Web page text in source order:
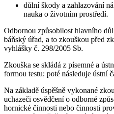
důlní škody a zahlazování
nauka o životním prostředí.
Odbornou způsobilost hlavního
báňský úřad, a to zkouškou před
vyhlášky č. 298/2005 Sb.
Zkouška se skládá z písemné a
formou testu; poté následuje ústní
Na základě úspěšně vykonané
uchazeči osvědčení o odborné
hornické činnosti nebo činnosti